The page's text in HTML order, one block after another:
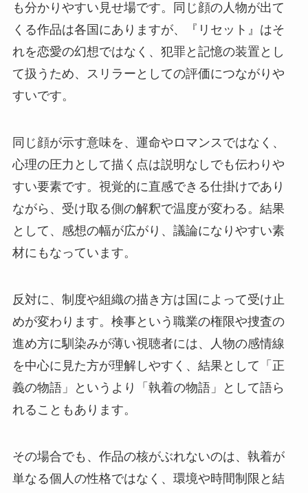
も分かりやすい見せ場です。同じ顔の人物が出て
くる作品は各国にありますが、『リセット』はそ
れを恋愛の幻想ではなく、犯罪と記憶の装置とし
て扱うため、スリラーとしての評価につながりや
すいです。
同じ顔が示す意味を、運命やロマンスではなく、
心理の圧力として描く点は説明なしでも伝わりや
すい要素です。視覚的に直感できる仕掛けであり
ながら、受け取る側の解釈で温度が変わる。結果
として、感想の幅が広がり、議論になりやすい素
材にもなっています。
反対に、制度や組織の描き方は国によって受け止
めが変わります。検事という職業の権限や捜査の
進め方に馴染みが薄い視聴者には、人物の感情線
を中心に見た方が理解しやすく、結果として「正
義の物語」というより「執着の物語」として語ら
れることもあります。
その場合でも、作品の核がぶれないのは、執着が
単なる個人の性格ではなく、環境や時間制限と結